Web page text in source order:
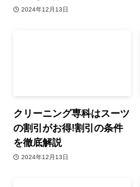
2024年12月13日
クリーニング専科はスーツ
の割引がお得!割引の条件
を徹底解説
2024年12月13日